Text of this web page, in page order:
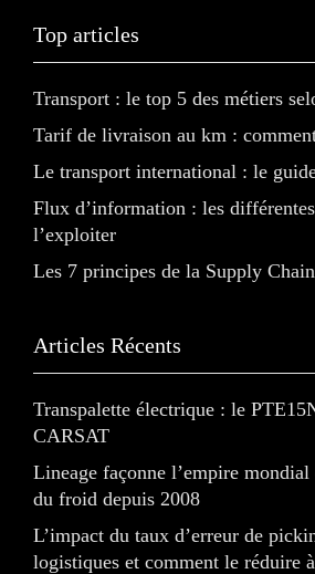
Top articles
Transport : le top 5 des métiers
Tarif de livraison au km :
Le transport international : le
Flux d’information : les
l’exploiter
Les 7 principes de la Supply Chain
Articles Récents
Transpalette électrique : le
CARSAT
Lineage façonne l’empire
du froid depuis 2008
L’impact du taux d’erreur de
logistiques et comment le réduire